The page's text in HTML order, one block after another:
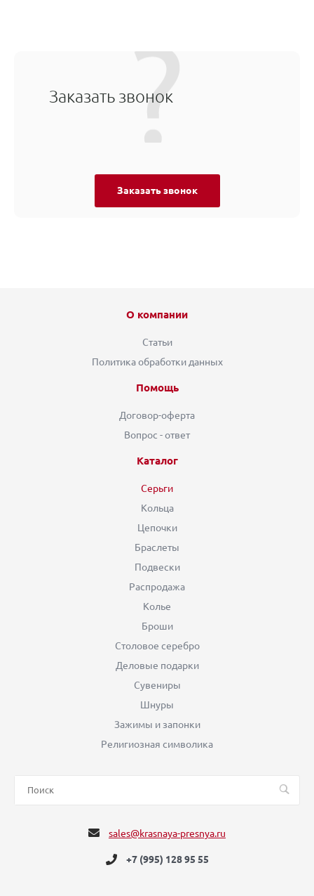
Заказать звонок
Заказать звонок
О компании
Статьи
Политика обработки данных
Помощь
Договор-оферта
Вопрос - ответ
Каталог
Серьги
Кольца
Цепочки
Браслеты
Подвески
Распродажа
Колье
Броши
Столовое серебро
Деловые подарки
Сувениры
Шнуры
Зажимы и запонки
Религиозная символика
sales@krasnaya-presnya.ru
+7 (995) 128 95 55